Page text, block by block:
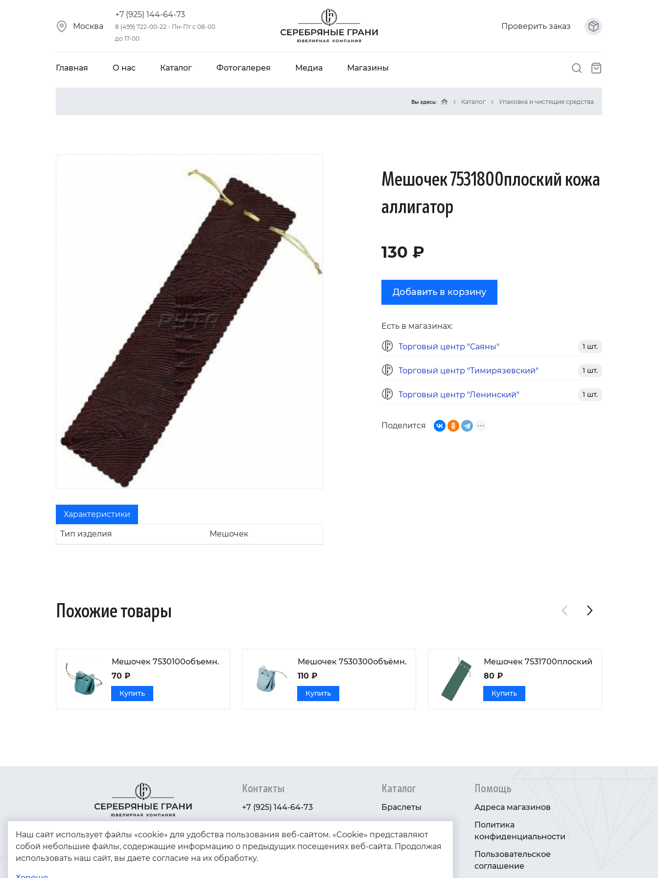
Москва
+7 (925) 144-64-73
8 (499) 722-00-22 - Пн-Пт с 08-00
до 17-00
Проверить заказ
Главная О нас Каталог Фотогалерея Медиа Магазины
Вы здесь: Каталог Упаковка и чистящие средства
Характеристики
Тип изделия Мешочек
Мешочек 7531800плоский кожа
аллигатор
130 ₽
Добавить в корзину
Есть в магазинах:
Торговый центр "Саяны" 1 шт.
Торговый центр "Тимирязевский" 1 шт.
Торговый центр "Ленинский" 1 шт.
Поделится
Похожие товары
Мешочек 7530100объемн.
70 ₽
Купить
Мешочек 7530300объёмн.
110 ₽
Купить
Мешочек 7531700плоский
80 ₽
Купить
Copyright © 2023 - 2026. Серебряные грани,
Контакты
+7 (925) 144-64-73
Каталог
Браслеты
Серебро
Помощь
Адреса магазинов
Политика
конфиденциальности
Пользовательское
соглашение
Наш сайт использует файлы «cookie» для удобства пользования веб-сайтом. «Cookie» представляют
собой небольшие файлы, содержащие информацию о предыдущих посещениях веб-сайта. Продолжая
использовать наш сайт, вы даете согласие на их обработку.